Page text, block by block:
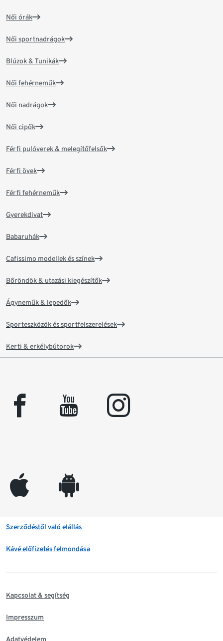
Női órák
Női sportnadrágok
Blúzok & Tunikák
Női fehérneműk
Női nadrágok
Női cipők
Férfi pulóverek & melegítőfelsők
Férfi övek
Férfi fehérneműk
Gyerekdivat
Babaruhák
Cafissimo modellek és színek
Bőröndök & utazási kiegészítők
Ágyneműk & lepedők
Sporteszközök és sportfelszerelések
Kerti & erkélybútorok
facebook youtube instagram
appleinc android
Szerződéstől való elállás
Kávé előfizetés felmondása
Kapcsolat & segítség
Impresszum
Adatvédelem